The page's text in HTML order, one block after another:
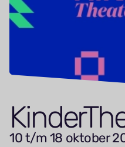
10 t/m 18 oktober